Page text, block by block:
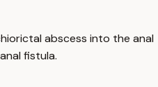
abscess into the anal
fistula.